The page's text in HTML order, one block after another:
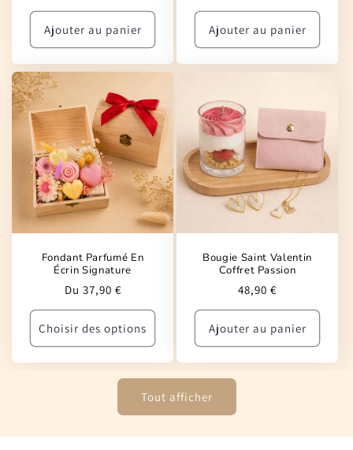
habituel
Ajouter au panier Ajouter au panier
Fondant Parfumé En
Écrin Signature
Prix
habituel
Du 37,90 €
Choisir des options
Bougie Saint Valentin
Coffret Passion
Prix
habituel
48,90 €
Ajouter au panier
Tout afficher